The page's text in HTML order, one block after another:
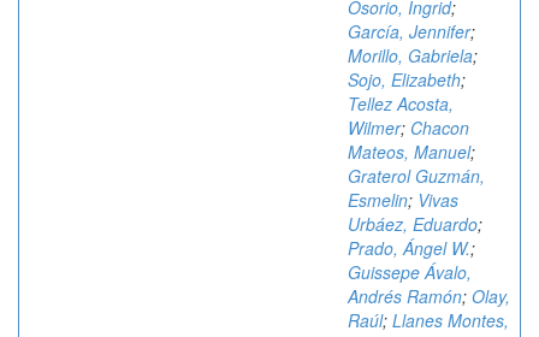
Osorio, Ingrid;
García, Jennifer;
Morillo, Gabriela;
Sojo, Elizabeth;
Tellez Acosta,
Wilmer; Chacon
Mateos, Manuel;
Graterol Guzmán,
Esmelin; Vivas
Urbáez, Eduardo;
Prado, Ángel W.;
Guissepe Ávalo,
Andrés Ramón; Olay,
Raúl; Llanes Montes,